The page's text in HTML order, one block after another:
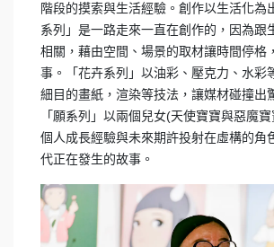
階段的摸索與生活經驗。創作以生活化為
系列」是一路走來一直在創作的，因為跟
相關，藉由空間、場景的取材讓時間停格
事。「花卉系列」以油彩、壓克力、水彩
細目的畫紙，渲染等技法，讓媒材碰撞出
「願系列」以兩個兒女(天使寶寶與惡魔
個人成長經驗與未來期許投射在虛構的角
代正在發生的故事。